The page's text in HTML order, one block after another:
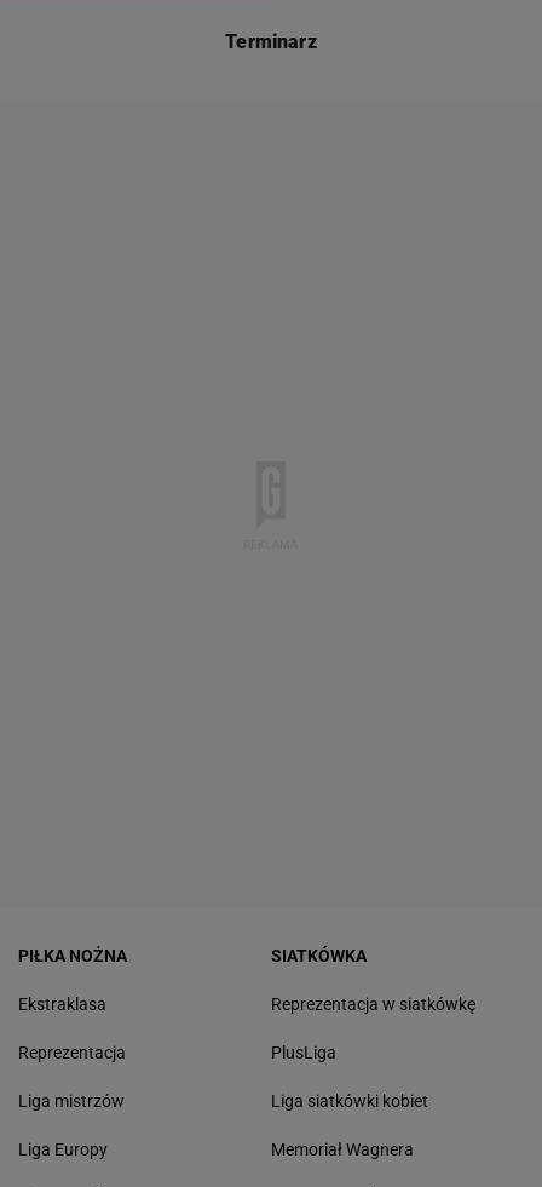
Terminarz
PIŁKA NOŻNA
Ekstraklasa
Reprezentacja
Liga mistrzów
Liga Europy
SIATKÓWKA
Reprezentacja w siatkówkę
PlusLiga
Liga siatkówki kobiet
Memoriał Wagnera